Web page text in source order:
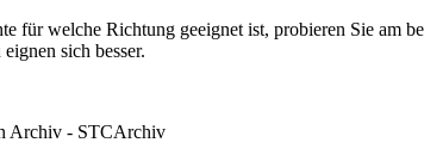
für welche Richtung geeignet ist, probieren Sie am
sich besser.
Archiv - STCArchiv